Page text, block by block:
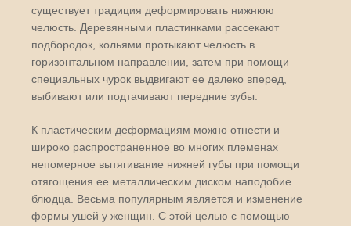
существует традиция деформировать нижнюю
челюсть. Деревянными пластинками рассекают
подбородок, кольями протыкают челюсть в
горизонтальном направлении, затем при помощи
специальных чурок выдвигают ее далеко вперед,
выбивают или подтачивают передние зубы.
К пластическим деформациям можно отнести и
широко распространенное во многих племенах
непомерное вытягивание нижней губы при помощи
отягощения ее металлическим диском наподобие
блюдца. Весьма популярным является и изменение
формы ушей у женщин. С этой целью с помощью